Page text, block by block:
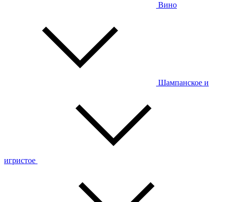
Вино
Шампанское и
игристое